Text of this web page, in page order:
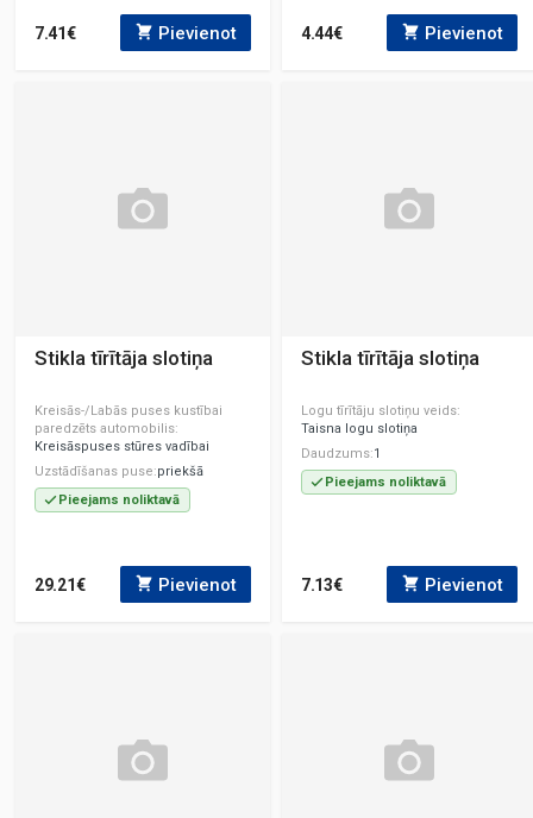
7.41€ Pievienot 4.44€ Pievienot
Stikla tīrītāja slotiņa
Kreisās-/Labās puses kustībai
paredzēts automobilis
Kreisāspuses stūres vadībai
Uzstādīšanas puse priekšā
Pieejams noliktavā
29.21€ Pievienot
Stikla tīrītāja slotiņa
Logu tīrītāju slotiņu veids
Taisna logu slotiņa
Daudzums 1
Pieejams noliktavā
7.13€ Pievienot